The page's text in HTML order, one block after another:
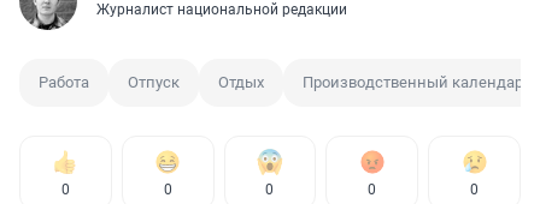
Журналист национальной редакции
Работа Отпуск Отдых Производственный календарь
0 0 0 0 0